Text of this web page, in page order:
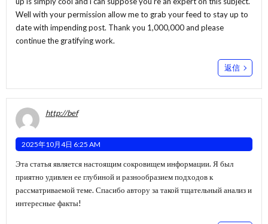
Well with your permission allow me to grab your feed to stay up to
date with impending post. Thank you 1,000,000 and please
continue the gratifying work.
返信
http://bef
2025年10月4日 6:25 AM
Эта статья является настоящим сокровищем информации. Я был
приятно удивлен ее глубиной и разнообразием подходов к
рассматриваемой теме. Спасибо автору за такой тщательный анализ и
интересные факты!